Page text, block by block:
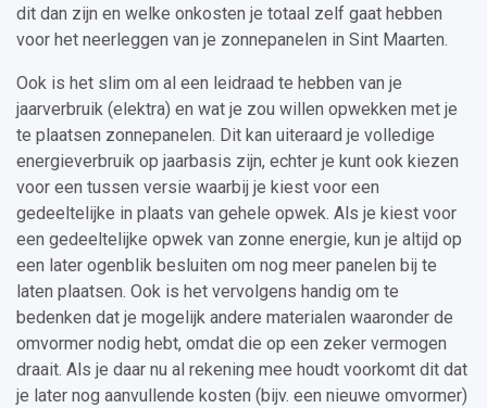
dit dan zijn en welke onkosten je totaal zelf gaat hebben
voor het neerleggen van je zonnepanelen in Sint Maarten.
Ook is het slim om al een leidraad te hebben van je
jaarverbruik (elektra) en wat je zou willen opwekken met je
te plaatsen zonnepanelen. Dit kan uiteraard je volledige
energieverbruik op jaarbasis zijn, echter je kunt ook kiezen
voor een tussen versie waarbij je kiest voor een
gedeeltelijke in plaats van gehele opwek. Als je kiest voor
een gedeeltelijke opwek van zonne energie, kun je altijd op
een later ogenblik besluiten om nog meer panelen bij te
laten plaatsen. Ook is het vervolgens handig om te
bedenken dat je mogelijk andere materialen waaronder de
omvormer nodig hebt, omdat die op een zeker vermogen
draait. Als je daar nu al rekening mee houdt voorkomt dit dat
je later nog aanvullende kosten (bijv. een nieuwe omvormer)